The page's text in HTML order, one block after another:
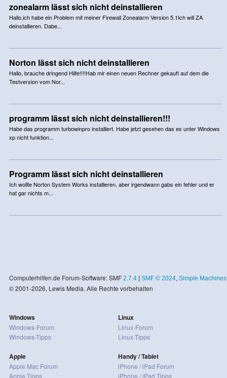
zonealarm lässt sich nicht deinstallieren
Hallo,ich habe ein Problem mit meiner Firewall Zonealarm Version 5.1Ich will ZA
deinstallieren. Dabe...
Norton lässt sich nicht deinstallieren
Hallo, brauche dringend Hilfe!!!!Hab mir einen neuen Rechner gekauft auf dem die
Testversion vom Nor...
programm lässt sich nicht deinstallieren!!!
Habe das programm turbowinpro installiert. Habe jetzt gesehen das es unter Windows
xp nicht funktion...
Programm lässt sich nicht deinstallieren
Ich wollte Norton System Works installieren, aber irgendwann gabs ein fehler und er
hat gar nichts m...
Computerhilfen.de Forum-Software: SMF 2.7.4| SMF © 2024, Simple Machines
© 2001-2026, Lewis Media. Alle Rechte vorbehalten
Windows
Windows-Forum
Windows-Tipps
Apple
Apple Mac Forum
Apple Tipps
Linux
Linux-Forum
Linux-Tipps
Handy / Tablet
iPhone / iPad Forum
iPhone / iPad Tipps